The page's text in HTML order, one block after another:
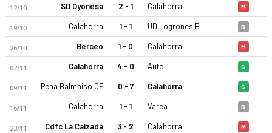
12/10 SD Oyonesa 2 - 1 Calahorra M
19/10 Calahorra 1 - 1 UD Logrones B B
26/10 Berceo 1 - 0 Calahorra M
02/11 Calahorra 4 - 0 Autol G
09/11 Pena Balmaiso CF 0 - 7 Calahorra G
16/11 Calahorra 1 - 1 Varea B
23/11 Cdfc La Calzada 3 - 2 Calahorra M